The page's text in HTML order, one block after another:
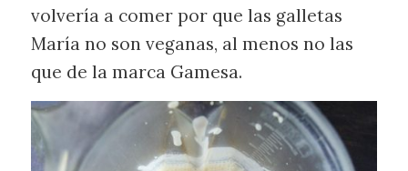
volvería a comer por que las galletas
María no son veganas, al menos no las
que de la marca Gamesa.